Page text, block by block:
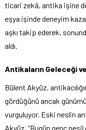
ticari zekâ, antika işine de
eşya işinde deneyim
aşkı takip ederek,
aldı.
Antikaların Geleceği
Bülent Akyüz,
gördüğünü ancak
vurguluyor. Eski neslin
Akyüz, “Bugün genç